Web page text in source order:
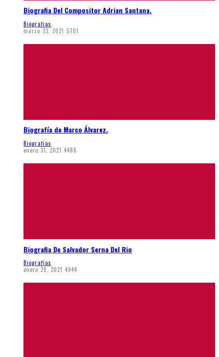
Biografia Del Compositor Adrian Santana.
Biografias
marzo 23, 2021 5701
Biografía de Marco Álvarez.
Biografias
enero 31, 2021 4488
Biografia De Salvador Serna Del Rio
Biografias
enero 20, 2021 4944